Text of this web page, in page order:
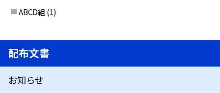
ABCD組 (1)
配布文書
お知らせ